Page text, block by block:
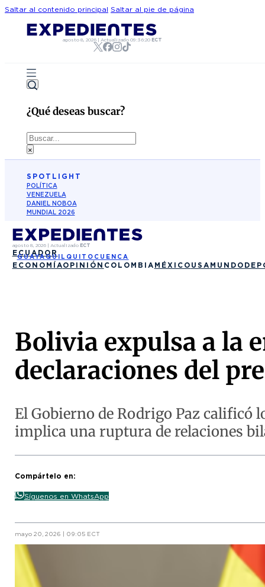
Saltar al contenido principal Saltar al pie de página
agosto 8, 2026 |Actualizado09:36:20 ECT
¿Qué deseas buscar?
Buscar
×
SPOTLIGHT
POLÍTICA
VENEZUELA
DANIEL NOBOA
MUNDIAL 2026
agosto 8, 2026| Actualizado ECT
ECUADOR
GUAYAQUIL QUITO CUENCA
ECONOMÍAOPINIÓN COLOMBIA MÉXICO USA MUNDO
Bolivia expulsa a la
declaraciones del
El Gobierno de Rodrigo Paz calificó
implica una ruptura de relaciones
Compártelo en:
Síguenos en WhatsApp
mayo 20, 2026 | 09:05 ECT